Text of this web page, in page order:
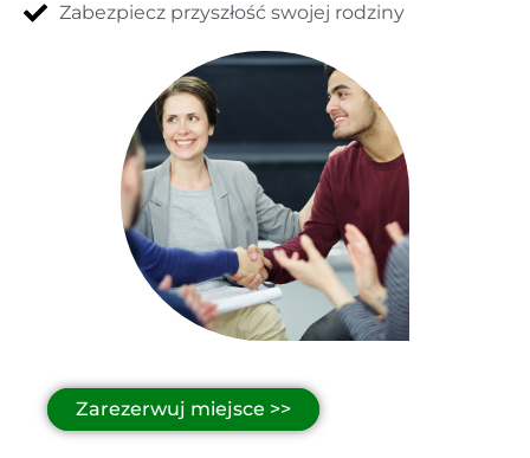
Zabezpiecz przyszłość swojej rodziny
Zarezerwuj miejsce >>